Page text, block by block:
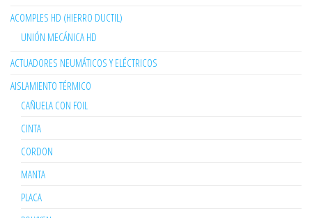
ACOMPLES HD (HIERRO DUCTIL)
UNIÓN MECÁNICA HD
ACTUADORES NEUMÁTICOS Y ELÉCTRICOS
AISLAMIENTO TÉRMICO
CAÑUELA CON FOIL
CINTA
CORDON
MANTA
PLACA